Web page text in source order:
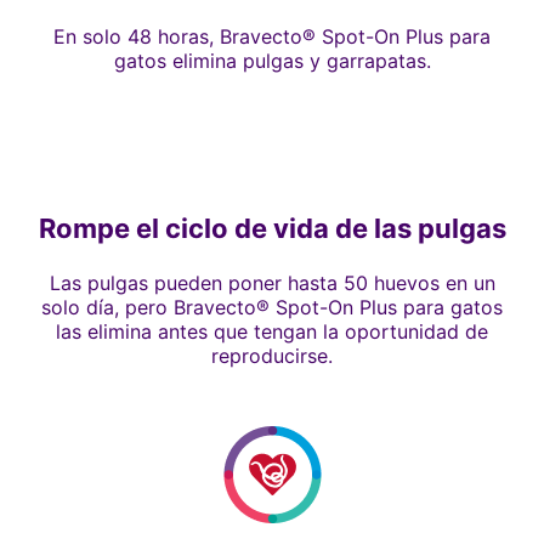
En solo 48 horas, Bravecto® Spot-On Plus para
gatos elimina pulgas y garrapatas.
Rompe el ciclo de vida de las pulgas
Las pulgas pueden poner hasta 50 huevos en un
solo día, pero Bravecto® Spot-On Plus para gatos
las elimina antes que tengan la oportunidad de
reproducirse.